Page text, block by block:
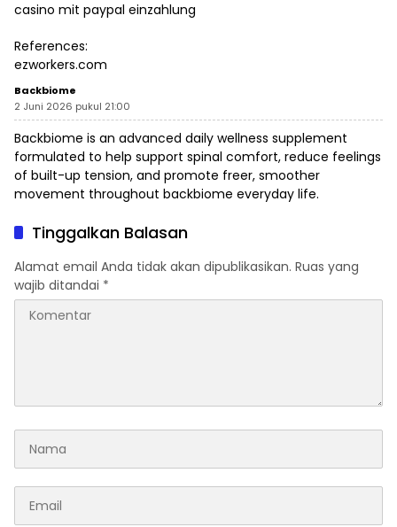
casino mit paypal einzahlung
References:
ezworkers.com
Backbiome
2 Juni 2026 pukul 21:00
Backbiome is an advanced daily wellness supplement
formulated to help support spinal comfort, reduce feelings
of built-up tension, and promote freer, smoother
movement throughout backbiome everyday life.
Tinggalkan Balasan
Alamat email Anda tidak akan dipublikasikan. Ruas yang
wajib ditandai *